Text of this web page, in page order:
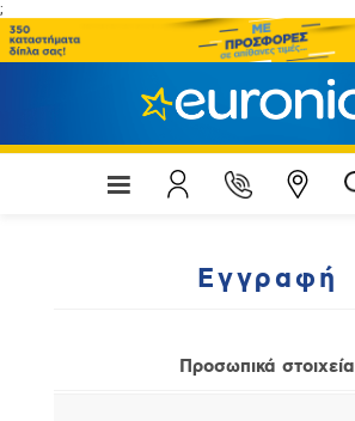
;
Εγγραφή
Προσωπικά στοιχεία